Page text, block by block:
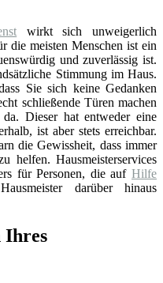
wirkt sich unweigerlich
die meisten Menschen ist ein
und zuverlässig ist.
Stimmung im Haus.
Sie sich keine Gedanken
schließende Türen machen
Dieser hat entweder eine
ist aber stets erreichbar.
die Gewissheit, dass immer
helfen. Hausmeisterservices
für Personen, die auf Hilfe
darüber hinaus
Ihres